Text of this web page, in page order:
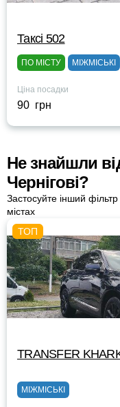
Таксі 502
ПО МІСТУ МІЖМІСЬКІ
Ціна посадки
90 грн
Не знайшли
Чернігові?
Застосуйте інший
містах
TRANSFER
МІЖМІСЬКІ